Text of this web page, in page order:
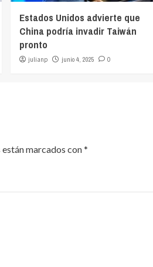
Estados Unidos advierte que
China podría invadir Taiwán
pronto
julianp junio 4, 2025 0
marcados con*